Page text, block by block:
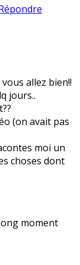
allez bien!!
jours..
(on avait pas
moi un
choses dont
moment